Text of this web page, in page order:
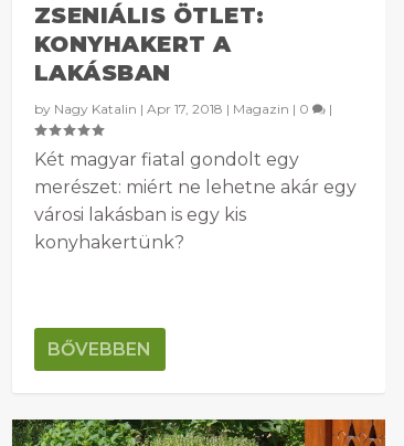
ZSENIÁLIS ÖTLET:
KONYHAKERT A
LAKÁSBAN
by Nagy Katalin | Apr 17, 2018 | Magazin | 0 |
Két magyar fiatal gondolt egy
merészet: miért ne lehetne akár egy
városi lakásban is egy kis
konyhakertünk?
BŐVEBBEN